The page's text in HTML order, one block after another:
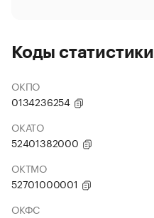
Коды статистики
ОКПО
0134236254
ОКАТО
52401382000
ОКТМО
52701000001
ОКФС